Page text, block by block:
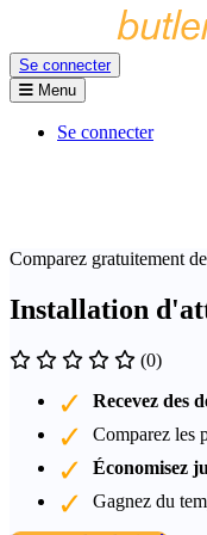
Se connecter
Menu
Se connecter
Comparez gratuitement
Installation
(0)
Recevez des
Comparez les
Économisez
Gagnez du